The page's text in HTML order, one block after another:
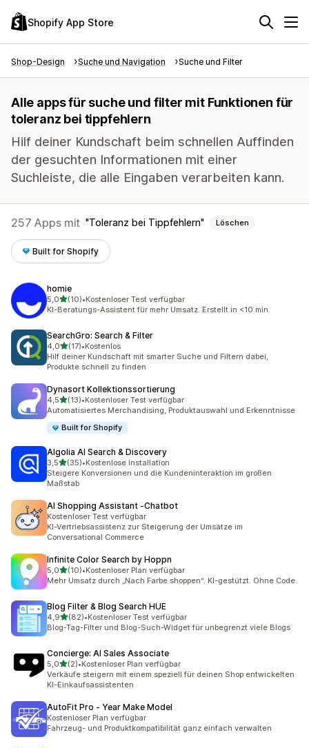
Shopify App Store
Shop-Design Suche und Navigation Suche und Filter
Alle apps für suche und filter mit Funktionen für
toleranz bei tippfehlern
Hilf deiner Kundschaft beim schnellen Auffinden
der gesuchten Informationen mit einer
Suchleiste, die alle Eingaben verarbeiten kann.
257 Apps mit Toleranz bei Tippfehlern Löschen
Built for Shopify
homie
5,0von 5 Sternen
(10)
10 Rezensionen insgesamt
•Kostenloser Test verfügbar
KI-Beratungs-Assistent für mehr Umsatz. Erstellt in <10 min.
SearchGro: Search & Filter
4,0von 5 Sternen
(17)
17 Rezensionen insgesamt
•Kostenlos
Hilf deiner Kundschaft mit smarter Suche und Filtern dabei,
Produkte schnell zu finden
Dynasort Kollektionssortierung
4,5von 5 Sternen
(13)
13 Rezensionen insgesamt
•Kostenloser Test verfügbar
Automatisiertes Merchandising, Produktauswahl und Erkenntnisse
Built for Shopify
Algolia AI Search & Discovery
3,5von 5 Sternen
(35)
35 Rezensionen insgesamt
•Kostenlose Installation
Steigere Konversionen und die Kundeninteraktion im großen
Maßstab
AI Shopping Assistant ‑Chatbot
Kostenloser Test verfügbar
KI-Vertriebsassistenz zur Steigerung der Umsätze im
Conversational Commerce
Infinite Color Search by Hoppn
5,0von 5 Sternen
(10)
10 Rezensionen insgesamt
•Kostenloser Plan verfügbar
Mehr Umsatz durch „Nach Farbe shoppen“. KI-gestützt. Ohne Code.
Blog Filter & Blog Search HUE
4,9von 5 Sternen
(82)
82 Rezensionen insgesamt
•Kostenloser Test verfügbar
Blog-Tag-Filter und Blog-Such-Widget für unbegrenzt viele Blogs
Concierge: AI Sales Associate
5,0von 5 Sternen
(2)
2 Rezensionen insgesamt
•Kostenloser Plan verfügbar
Verkäufe steigern mit einem speziell für deinen Shop entwickelten
KI-Einkaufsassistenten
AutoFit Pro ‑ Year Make Model
Kostenloser Plan verfügbar
Fahrzeug- und Produktkompatibilität ganz einfach verwalten